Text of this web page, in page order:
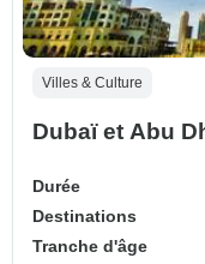
Villes & Culture
Dubaï et Abu
Durée
Destinations
Tranche d'âge